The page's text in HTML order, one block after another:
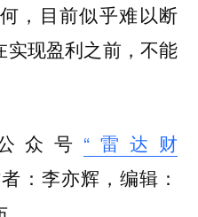
，目前似乎难以断
现盈利之前，不能
众号 “雷达财
者：李亦辉，编辑：